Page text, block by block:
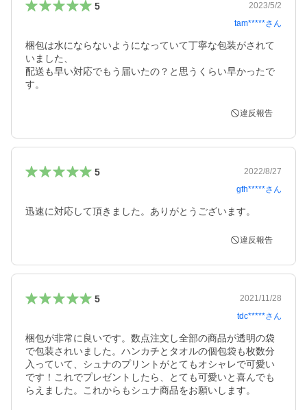
5
2023/5/2
tam*****さん
梱包は水にならないようになっていて丁寧な包装がされて
いました、
配送も早い対応でもう届いたの？と思うくらい早かったで
す。
違反報告
5
2022/8/27
gfh*****さん
迅速に対応して頂きました。ありがとうございます。
違反報告
5
2021/11/28
tdc*****さん
梱包が非常に良いです。数点注文し全部の商品が透明の袋
で包装されいました。ハンカチとタオルの個包袋も枚数分
入っていて、シュナのプリントがとてもオシャレで可愛い
です！これでプレゼントしたら、とても可愛いと喜んでも
らえました。これからもシュナ商品をお願いします。